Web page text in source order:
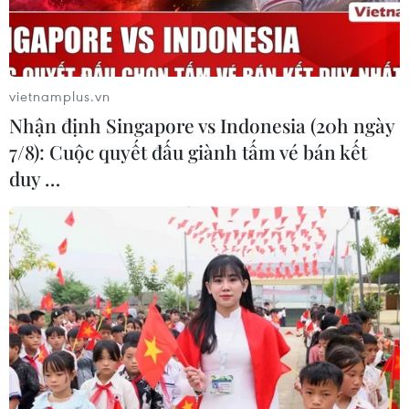
TIN LIÊN QUAN
Xuất hiện áp thấp ở Biển Đông, miền Bắc
vietnamplus.vn
Nhận định Singapore vs Indonesia (20h ngày
7/8): Cuộc quyết đấu giành tấm vé bán kết
duy …